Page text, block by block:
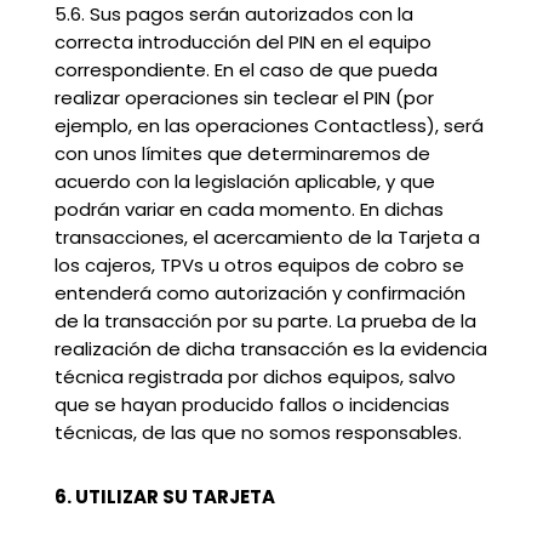
5.6. Sus pagos serán autorizados con la
correcta introducción del PIN en el equipo
correspondiente. En el caso de que pueda
realizar operaciones sin teclear el PIN (por
ejemplo, en las operaciones Contactless), será
con unos límites que determinaremos de
acuerdo con la legislación aplicable, y que
podrán variar en cada momento. En dichas
transacciones, el acercamiento de la Tarjeta a
los cajeros, TPVs u otros equipos de cobro se
entenderá como autorización y confirmación
de la transacción por su parte. La prueba de la
realización de dicha transacción es la evidencia
técnica registrada por dichos equipos, salvo
que se hayan producido fallos o incidencias
técnicas, de las que no somos responsables.
6. UTILIZAR SU TARJETA